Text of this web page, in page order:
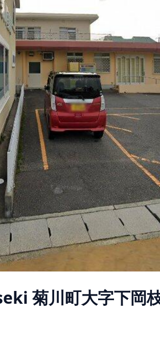
菊川町大字下岡